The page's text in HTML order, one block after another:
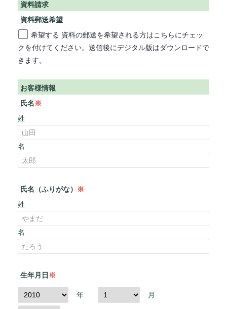
資料請求
資料郵送希望
希望する 資料の郵送を希望される方はこちらにチェッ
クを付けてください。送信後にデジタル版はダウンロードで
きます。
お客様情報
氏名※
姓
名
氏名（ふりがな）
※
姓
名
生年月日 ※
年 月